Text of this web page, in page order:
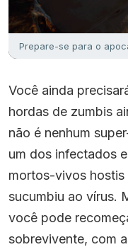
Prepare-se para o
Você ainda
hordas de zumbis
não é nenhum
um dos infectados
mortos-vivos
sucumbiu ao vírus.
você pode
sobrevivente, com